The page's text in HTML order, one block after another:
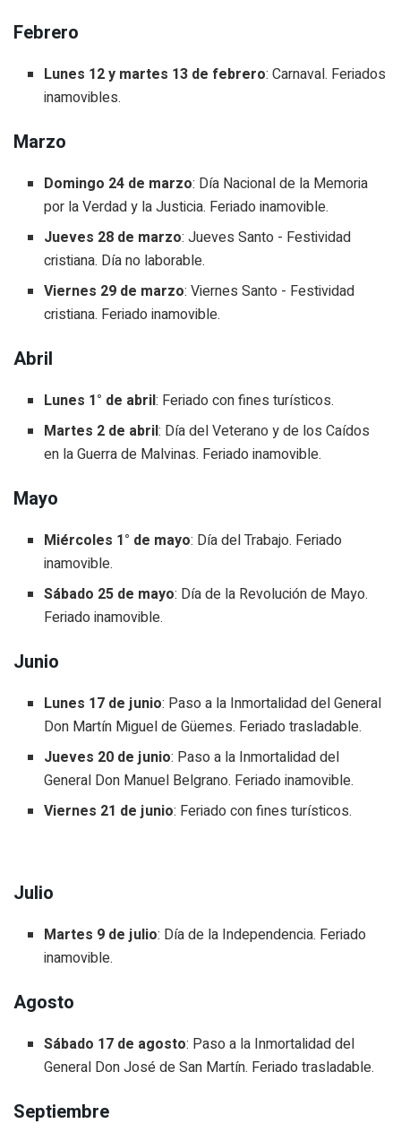
Febrero
Lunes 12 y martes 13 de febrero: Carnaval. Feriados
inamovibles.
Marzo
Domingo 24 de marzo: Día Nacional de la Memoria
por la Verdad y la Justicia. Feriado inamovible.
Jueves 28 de marzo: Jueves Santo - Festividad
cristiana. Día no laborable.
Viernes 29 de marzo: Viernes Santo - Festividad
cristiana. Feriado inamovible.
Abril
Lunes 1° de abril: Feriado con fines turísticos.
Martes 2 de abril: Día del Veterano y de los Caídos
en la Guerra de Malvinas. Feriado inamovible.
Mayo
Miércoles 1° de mayo: Día del Trabajo. Feriado
inamovible.
Sábado 25 de mayo: Día de la Revolución de Mayo.
Feriado inamovible.
Junio
Lunes 17 de junio: Paso a la Inmortalidad del General
Don Martín Miguel de Güemes. Feriado trasladable.
Jueves 20 de junio: Paso a la Inmortalidad del
General Don Manuel Belgrano. Feriado inamovible.
Viernes 21 de junio: Feriado con fines turísticos.
Julio
Martes 9 de julio: Día de la Independencia. Feriado
inamovible.
Agosto
Sábado 17 de agosto: Paso a la Inmortalidad del
General Don José de San Martín. Feriado trasladable.
Septiembre